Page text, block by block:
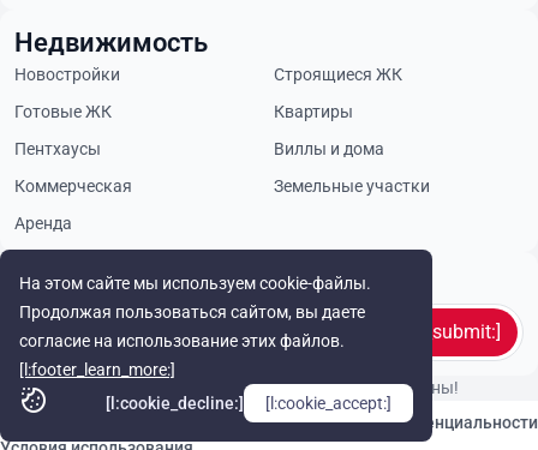
На этом сайте мы используем cookie-файлы.
Продолжая пользоваться сайтом, вы даете
согласие на использование этих файлов.
[l:footer_learn_more:]
[l:cookie_decline:]
[l:cookie_accept:]
[l:footer_subscribe_title:]
[l:footer_subscribe_submit:]
Недвижимость
Новостройки
Строящиеся ЖК
Готовые ЖК
Квартиры
Пентхаусы
Виллы и дома
Коммерческая
Земельные участки
Аренда
© Cyprus Realestate 2026. Все права защищены!
Политика конфиденциальности